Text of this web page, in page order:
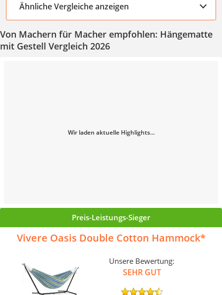
Ähnliche Vergleiche anzeigen
Von Machern für Macher empfohlen: Hängematte
mit Gestell Vergleich 2026
Wir laden aktuelle Highlights...
Preis-Leistungs-Sieger
Vivere Oasis Double Cotton Hammock
Unsere Bewertung:
SEHR GUT